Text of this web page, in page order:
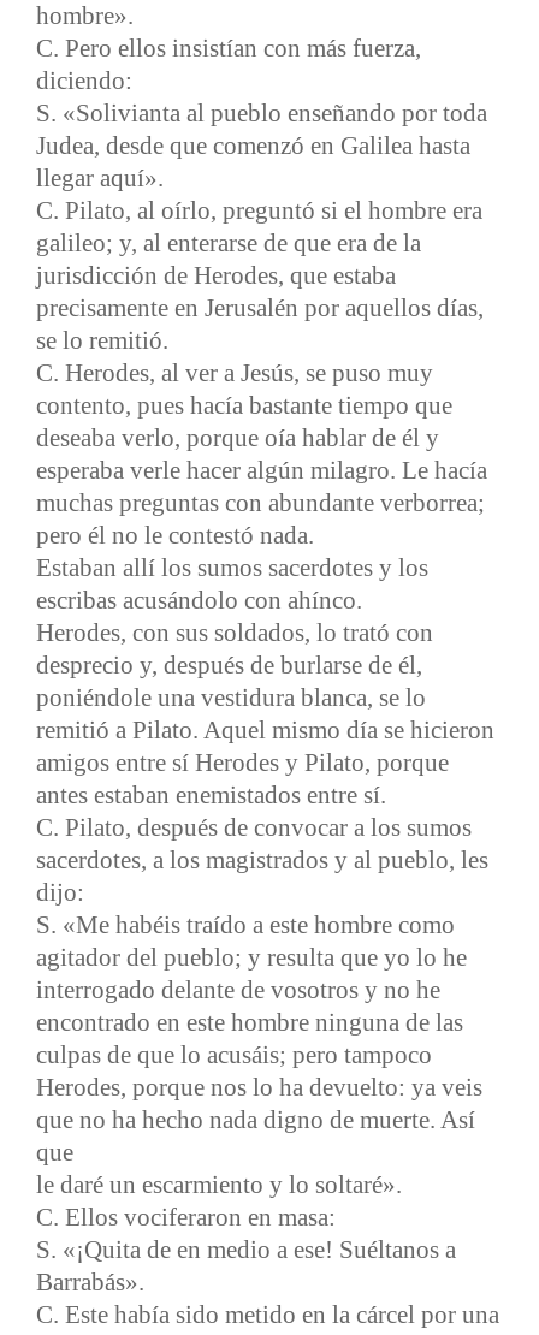
hombre».
C. Pero ellos insistían con más fuerza,
diciendo:
S. «Solivianta al pueblo enseñando por toda
Judea, desde que comenzó en Galilea hasta
llegar aquí».
C. Pilato, al oírlo, preguntó si el hombre era
galileo; y, al enterarse de que era de la
jurisdicción de Herodes, que estaba
precisamente en Jerusalén por aquellos días,
se lo remitió.
C. Herodes, al ver a Jesús, se puso muy
contento, pues hacía bastante tiempo que
deseaba verlo, porque oía hablar de él y
esperaba verle hacer algún milagro. Le hacía
muchas preguntas con abundante verborrea;
pero él no le contestó nada.
Estaban allí los sumos sacerdotes y los
escribas acusándolo con ahínco.
Herodes, con sus soldados, lo trató con
desprecio y, después de burlarse de él,
poniéndole una vestidura blanca, se lo
remitió a Pilato. Aquel mismo día se hicieron
amigos entre sí Herodes y Pilato, porque
antes estaban enemistados entre sí.
C. Pilato, después de convocar a los sumos
sacerdotes, a los magistrados y al pueblo, les
dijo:
S. «Me habéis traído a este hombre como
agitador del pueblo; y resulta que yo lo he
interrogado delante de vosotros y no he
encontrado en este hombre ninguna de las
culpas de que lo acusáis; pero tampoco
Herodes, porque nos lo ha devuelto: ya veis
que no ha hecho nada digno de muerte. Así
que
le daré un escarmiento y lo soltaré».
C. Ellos vociferaron en masa:
S. «¡Quita de en medio a ese! Suéltanos a
Barrabás».
C. Este había sido metido en la cárcel por una